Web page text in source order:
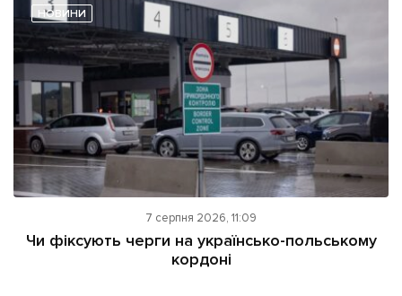
НОВИНИ
7 серпня 2026, 11:09
Чи фіксують черги на українсько-польському
кордоні